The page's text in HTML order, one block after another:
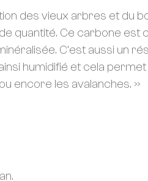
des vieux arbres et du
quantité. Ce carbone est
C’est aussi un
humidifié et cela
encore les avalanches. »